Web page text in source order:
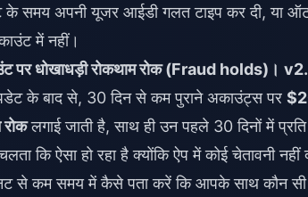
समय अपनी यूजर आईडी गलत टाइप कर दी, या
में नहीं।
पर धोखाधड़ी रोकथाम रोक (Fraud holds)।
के बाद से, 30 दिन से कम पुराने अकाउंट्स पर
रोकलगाई जाती है, साथ ही उन पहले 30 दिनों में
कि ऐसा हो रहा है क्योंकि ऐप में कोई चेतावनी नहीं
से कम समय में कैसे पता करें कि आपके साथ कौन सी